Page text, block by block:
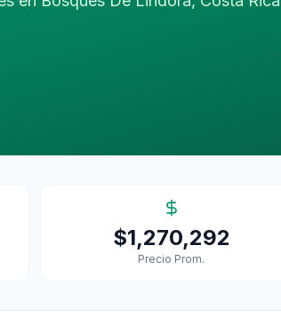
$1,270,292
Precio Prom.